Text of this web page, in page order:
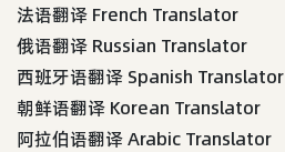
法语翻译 French Translator
俄语翻译 Russian Translator
西班牙语翻译 Spanish Translator
朝鲜语翻译 Korean Translator
阿拉伯语翻译 Arabic Translator